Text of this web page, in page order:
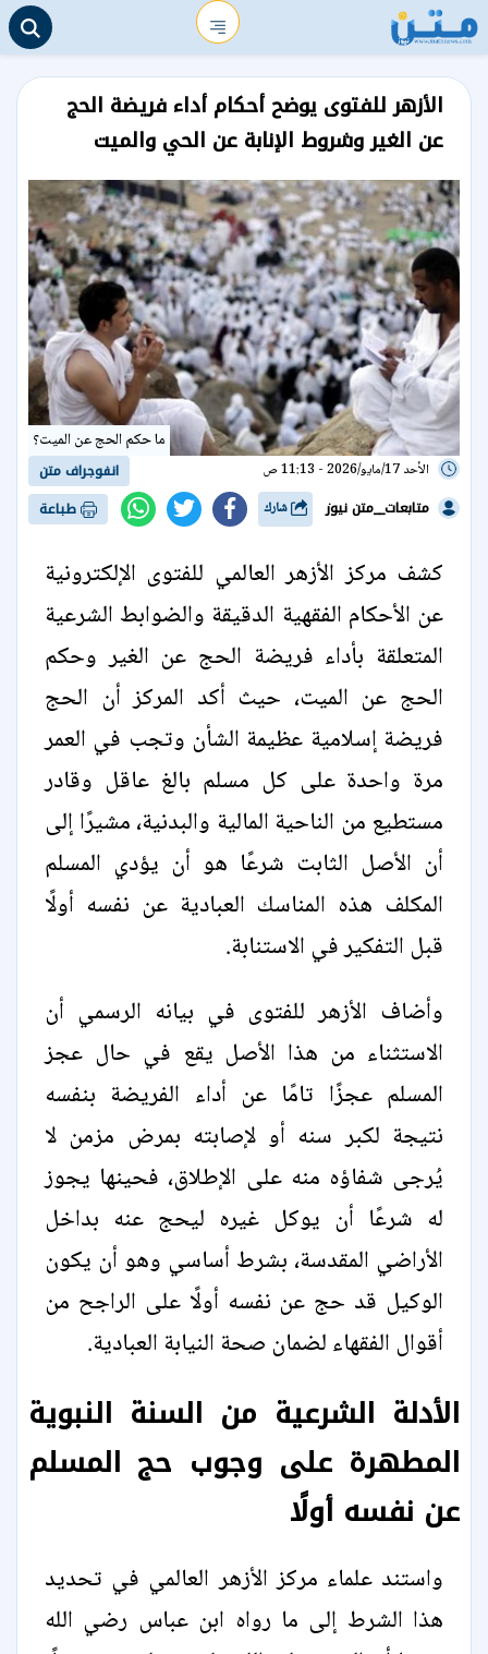
الأزهر للفتوى يوضح أحكام أداء فريضة الحج
عن الغير وشروط الإنابة عن الحي والميت
ما حكم الحج عن الميت؟
الأحد 17/مايو/2026 - 11:13 ص
انفوجراف متن
متابعات__متن نيوز
طباعة
كشف مركز الأزهر العالمي للفتوى الإلكترونية
عن الأحكام الفقهية الدقيقة والضوابط الشرعية
المتعلقة بأداء فريضة الحج عن الغير وحكم
الحج عن الميت، حيث أكد المركز أن الحج
فريضة إسلامية عظيمة الشأن وتجب في العمر
مرة واحدة على كل مسلم بالغ عاقل وقادر
مستطيع من الناحية المالية والبدنية، مشيرًا إلى
أن الأصل الثابت شرعًا هو أن يؤدي المسلم
المكلف هذه المناسك العبادية عن نفسه أولًا
قبل التفكير في الاستنابة.
وأضاف الأزهر للفتوى في بيانه الرسمي أن
الاستثناء من هذا الأصل يقع في حال عجز
المسلم عجزًا تامًا عن أداء الفريضة بنفسه
نتيجة لكبر سنه أو لإصابته بمرض مزمن لا
يُرجى شفاؤه منه على الإطلاق، فحينها يجوز
له شرعًا أن يوكل غيره ليحج عنه بداخل
الأراضي المقدسة، بشرط أساسي وهو أن يكون
الوكيل قد حج عن نفسه أولًا على الراجح من
أقوال الفقهاء لضمان صحة النيابة العبادية.
الأدلة الشرعية من السنة النبوية
المطهرة على وجوب حج المسلم
عن نفسه أولًا
واستند علماء مركز الأزهر العالمي في تحديد
هذا الشرط إلى ما رواه ابن عباس رضي الله